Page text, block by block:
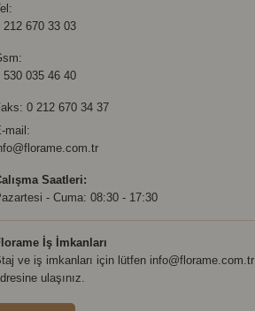
212 670 33 03
530 035 46 40
0 212 670 34 37
mail:
Saatleri:
- Cuma: 08:30 - 17:30
İş İmkanları
ve iş imkanları için lütfen info@florame.com.tr
ulaşınız.